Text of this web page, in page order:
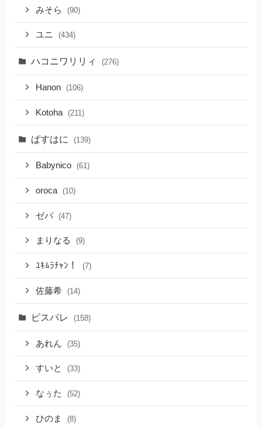
みそら (90)
ユニ (434)
ハコニワリリィ (276)
Hanon (106)
Kotoha (211)
ぱすはに (139)
Babynico (61)
oroca (10)
ゼパ (47)
まりなる (9)
ﾕｷﾑﾗﾁｬﾝ！ (7)
佐藤希 (14)
ピスパレ (158)
あれん (35)
すいと (33)
なぅた (52)
ひのま (8)